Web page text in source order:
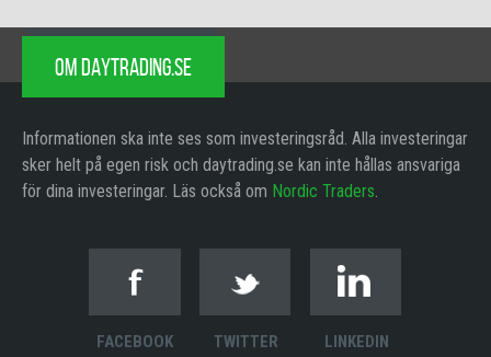
OM DAYTRADING.SE
Informationen ska inte ses som investeringsråd. Alla investeringar
sker helt på egen risk och daytrading.se kan inte hållas ansvariga
för dina investeringar. Läs också om Nordic Traders.
FACEBOOK TWITTER LINKEDIN